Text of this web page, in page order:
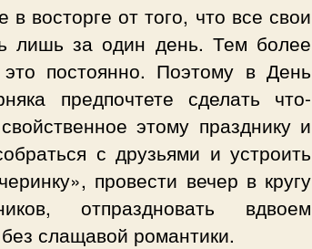
восторге от того, что все свои
лишь за один день. Тем более
постоянно. Поэтому в День
предпочтете сделать что-
этому празднику и
с друзьями и устроить
провести вечер в кругу
отпраздновать вдвоем
слащавой романтики.